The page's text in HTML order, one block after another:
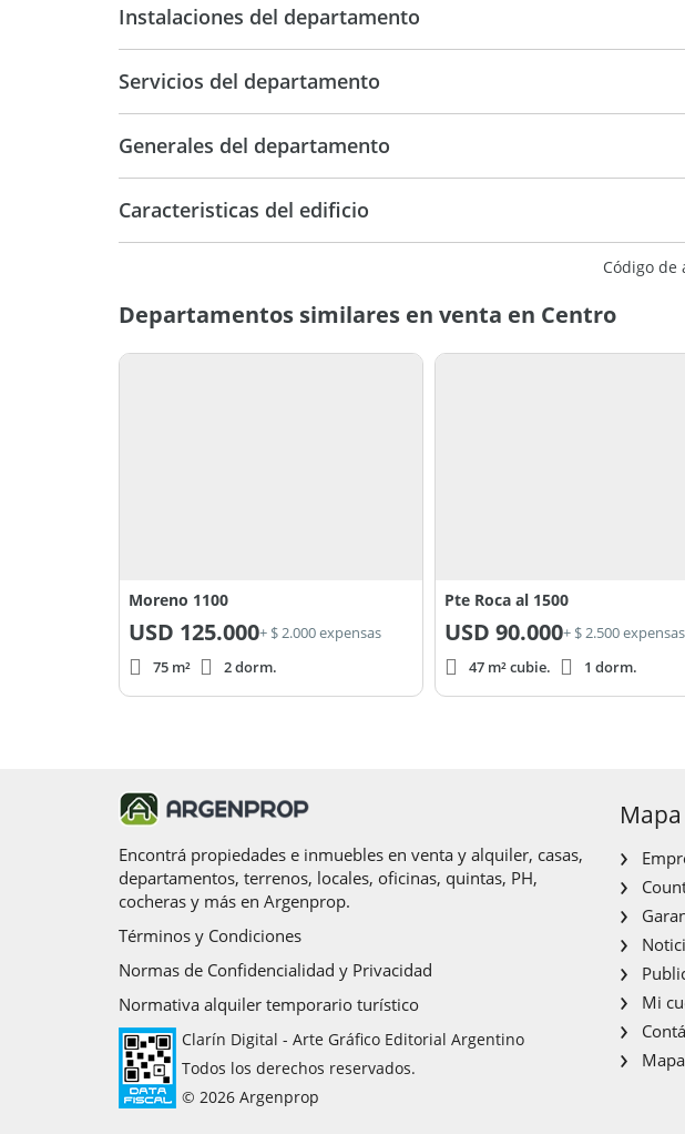
Instalaciones del departamento
Servicios del departamento
Generales del departamento
Caracteristicas del edificio
Medianeras
Código de
Departamentos similares en venta en Centro
Moreno 1100
USD 125.000+ $ 2.000 expensas
75 m²
2 dorm.
Pte Roca al 1500
USD 90.000+ $ 2.500 expensas
47 m² cubie.
1 dorm.
Encontrá propiedades e inmuebles en venta y alquiler, casas,
departamentos, terrenos, locales, oficinas, quintas, PH,
cocheras y más en Argenprop.
Términos y Condiciones
Normas de Confidencialidad y Privacidad
Normativa alquiler temporario turístico
Clarín Digital - Arte Gráfico Editorial Argentino
Todos los derechos reservados.
© 2026 Argenprop
Mi